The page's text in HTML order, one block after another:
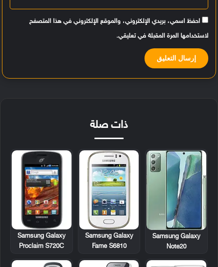
احفظ اسمي، بريدي الإلكتروني، والموقع الإلكتروني في هذا المتصفح
لاستخدامها المرة المقبلة في تعليقي.
ذات صلة
Samsung Galaxy
Note20
Samsung Galaxy
Fame S6810
Samsung Galaxy
Proclaim S720C